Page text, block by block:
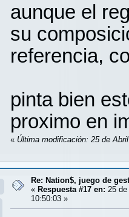
aunque el
su
referencia,
pinta bien
proximo en
« Última modificación: 25 de
Re: Nation$, juego de
« Respuesta #17 en: 25
10:50:03 »